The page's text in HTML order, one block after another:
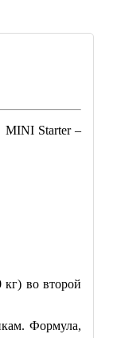
MINI Starter –
во второй
Формула,